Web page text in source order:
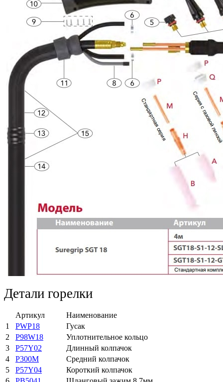
Детали горелки
Артикул
Наименование
1
PWP18
Гусак
2
P98W18
Уплотнительное кольцо
3
P57Y02
Длинный колпачок
4
P300M
Средний колпачок
5
P57Y04
Короткий колпачок